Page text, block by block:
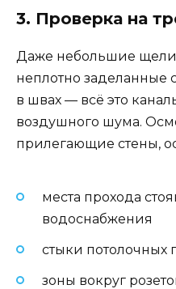
3. Проверка на
Даже небольшие щели
неплотно заделанные
в швах — всё это
воздушного шума.
прилегающие стены,
места прохода
водоснабжения
стыки потолочных
зоны вокруг